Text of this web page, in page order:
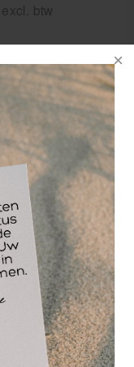
btw
naalden
voor dry
van
in het
nauwkeurig
van de tube
en